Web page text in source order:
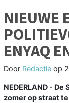
NIEUWE
ENYAQ
Door Redactie op
NEDERLAND -
zomer op straat